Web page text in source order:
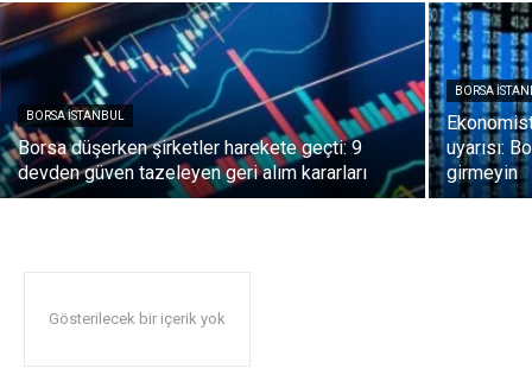
BORSA İSTANBUL
Borsa düşerken şirketler harekete geçti: 9
devden güven tazeleyen geri alım kararları
BORSA
uyarısı:
girmeyin
Gösterilecek bir içerik yok